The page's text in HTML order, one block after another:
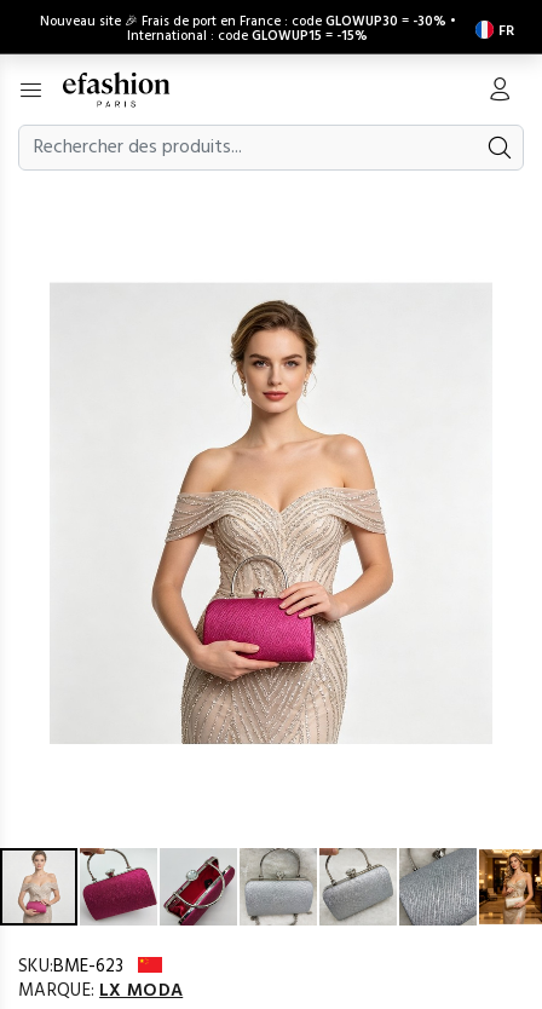
Nouveau site 🎉 Frais de port en France : codeGLOWUP30 = -30% •
International : codeGLOWUP15 = -15% FR
SKU:BME-623
MARQUE: LX MODA